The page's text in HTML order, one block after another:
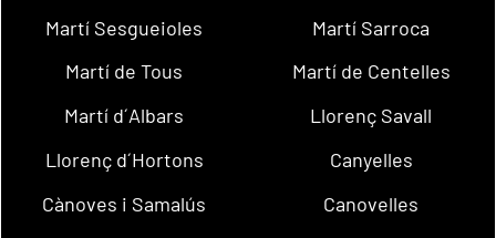
Martí Sesgueioles
Martí Sarroca
Martí de Tous
Martí de Centelles
Martí d´Albars
Llorenç Savall
Llorenç d´Hortons
Canyelles
Cànoves i Samalús
Canovelles